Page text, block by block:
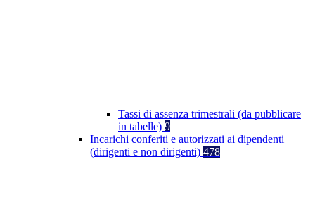
Tassi di assenza trimestrali (da pubblicare
in tabelle) 9
Incarichi conferiti e autorizzati ai dipendenti
(dirigenti e non dirigenti) 478